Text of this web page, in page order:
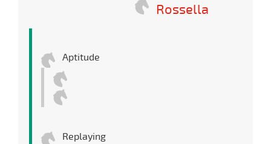
Rossella
Aptitude
Replaying